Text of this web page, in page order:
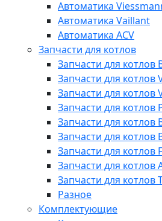
Автоматика
Автоматика Vaillant
Автоматика ACV
Запчасти для котлов
Запчасти для котлов
Запчасти для котлов
Запчасти для котлов
Запчасти для котлов
Запчасти для котлов
Запчасти для котлов
Запчасти для котлов
Запчасти для котлов
Запчасти для котлов
Разное
Комплектующие